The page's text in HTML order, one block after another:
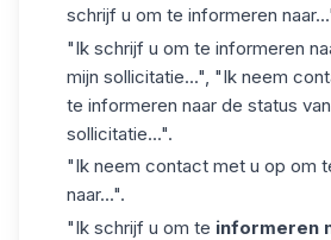
schrijf u om te informeren
"Ik schrijf u om te informeren
mijn sollicitatie...", "Ik neem
te informeren naar de status
sollicitatie...".
"Ik neem contact met u op om
naar...".
"Ik schrijf u om te informeren